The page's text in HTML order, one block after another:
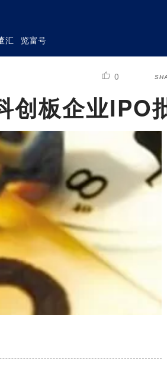
汇 览富号
0
创板企业IPO